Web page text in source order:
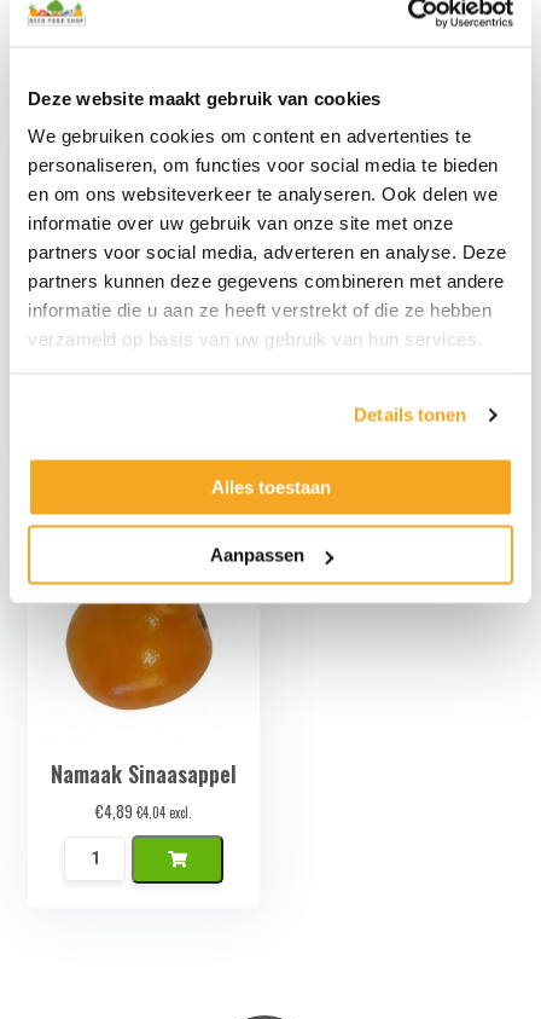
Deze website maakt gebruik van cookies
We gebruiken cookies om content en advertenties te
personaliseren, om functies voor social media te bieden
en om ons websiteverkeer te analyseren. Ook delen we
informatie over uw gebruik van onze site met onze
partners voor social media, adverteren en analyse. Deze
partners kunnen deze gegevens combineren met andere
informatie die u aan ze heeft verstrekt of die ze hebben
verzameld op basis van uw gebruik van hun services.
Details tonen
Alles toestaan
Aanpassen
aantal
Set Van 3 Namaak
€4,49 €3,71 excl.
Namaak
Ananas
Namaak Sinaasappel
€4,89€4,04excl.
Namaak
Sinaasappel